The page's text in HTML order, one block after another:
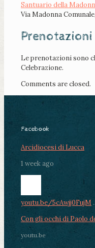
Santuario della
Via Madonna
Prenotazioni
Le prenotazioni sono
Celebrazione.
Comments are closed.
Facebook
Arcidiocesi di Lucca
1 week ago
youtu.be/5cAwjj0FujM
Con gli occhi di Paolo
youtu.be